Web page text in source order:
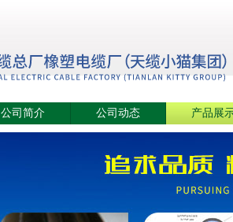
公司简介 公司动态 产品展